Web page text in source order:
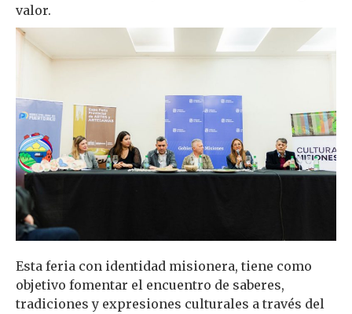
valor.
Esta feria con identidad misionera, tiene como
objetivo fomentar el encuentro de saberes,
tradiciones y expresiones culturales a través del